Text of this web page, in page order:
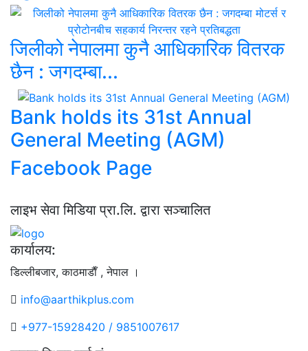
जिलीको नेपालमा कुनै आधिकारिक वितरक
छैन : जगदम्बा...
Bank holds its 31st Annual
General Meeting (AGM)
Facebook Page
लाइभ सेवा मिडिया प्रा.लि. द्वारा सञ्चालित
कार्यालय:
डिल्लीबजार, काठमाडाैँ , नेपाल ।
info@aarthikplus.com
+977-15928420 / 9851007617